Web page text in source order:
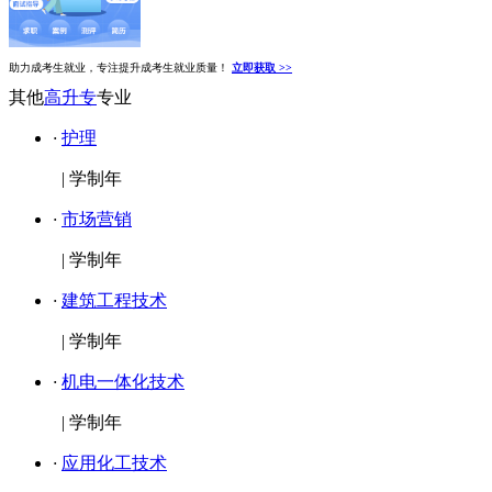
助力成考生就业，专注提升成考生就业质量！ 立即获取 >>
其他高升专专业
· 护理
| 学制年
· 市场营销
| 学制年
· 建筑工程技术
| 学制年
· 机电一体化技术
| 学制年
· 应用化工技术